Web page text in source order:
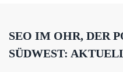
SEO IM OHR, DER
SÜDWEST: